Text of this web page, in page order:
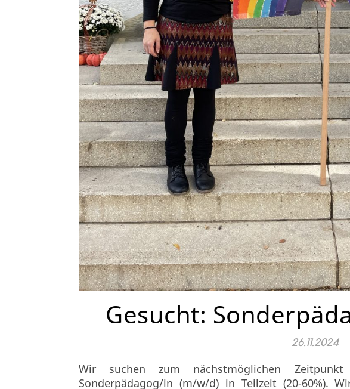
Gesucht:
26.11.2024
Wir suchen zum nächstmöglichen
Sonderpädagog/in (m/w/d) in Teilzeit (20-60%).